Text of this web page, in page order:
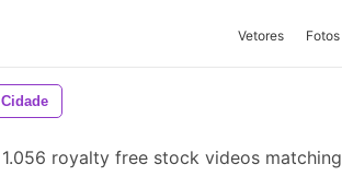
Vetores Fotos
Cidade
1.056 royalty free stock videos matching